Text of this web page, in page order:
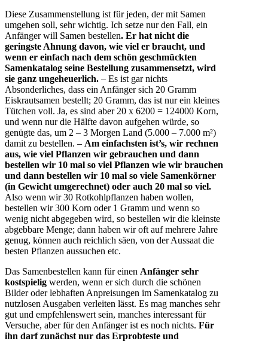
Diese Zusammenstellung ist für jeden, der mit Samen
umgehen soll, sehr wichtig. Ich setze nur den Fall, ein
Anfänger will Samen bestellen. Er hat nicht die
geringste Ahnung davon, wie viel er braucht, und
wenn er einfach nach dem schön geschmückten
Samenkatalog seine Bestellung zusammensetzt, wird
sie ganz ungeheuerlich. – Es ist gar nichts
Absonderliches, dass ein Anfänger sich 20 Gramm
Eiskrautsamen bestellt; 20 Gramm, das ist nur ein kleines
Tütchen voll. Ja, es sind aber 20 x 6200 = 124000 Korn,
und wenn nur die Hälfte davon aufgehen würde, so
genügte das, um 2 – 3 Morgen Land (5.000 – 7.000 m²)
damit zu bestellen. – Am einfachsten ist’s, wir rechnen
aus, wie viel Pflanzen wir gebrauchen und dann
bestellen wir 10 mal so viel Pflanzen wie wir brauchen
und dann bestellen wir 10 mal so viele Samenkörner
(in Gewicht umgerechnet) oder auch 20 mal so viel.
Also wenn wir 30 Rotkohlpflanzen haben wollen,
bestellen wir 300 Korn oder 1 Gramm und wenn so
wenig nicht abgegeben wird, so bestellen wir die kleinste
abgebbare Menge; dann haben wir oft auf mehrere Jahre
genug, können auch reichlich säen, von der Aussaat die
besten Pflanzen aussuchen etc.
Das Samenbestellen kann für einen Anfänger sehr
kostspielig werden, wenn er sich durch die schönen
Bilder oder lebhaften Anpreisungen im Samenkatalog zu
nutzlosen Ausgaben verleiten lässt. Es mag manches sehr
gut und empfehlenswert sein, manches interessant für
Versuche, aber für den Anfänger ist es noch nichts. Für
ihn darf zunächst nur das Erprobteste und